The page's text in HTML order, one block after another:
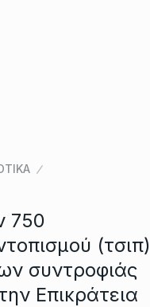
750
(τσιπ)
συντροφιάς
Επικράτεια